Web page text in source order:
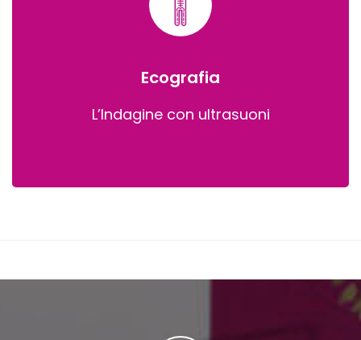
Ecografia
L’Indagine con ultrasuoni